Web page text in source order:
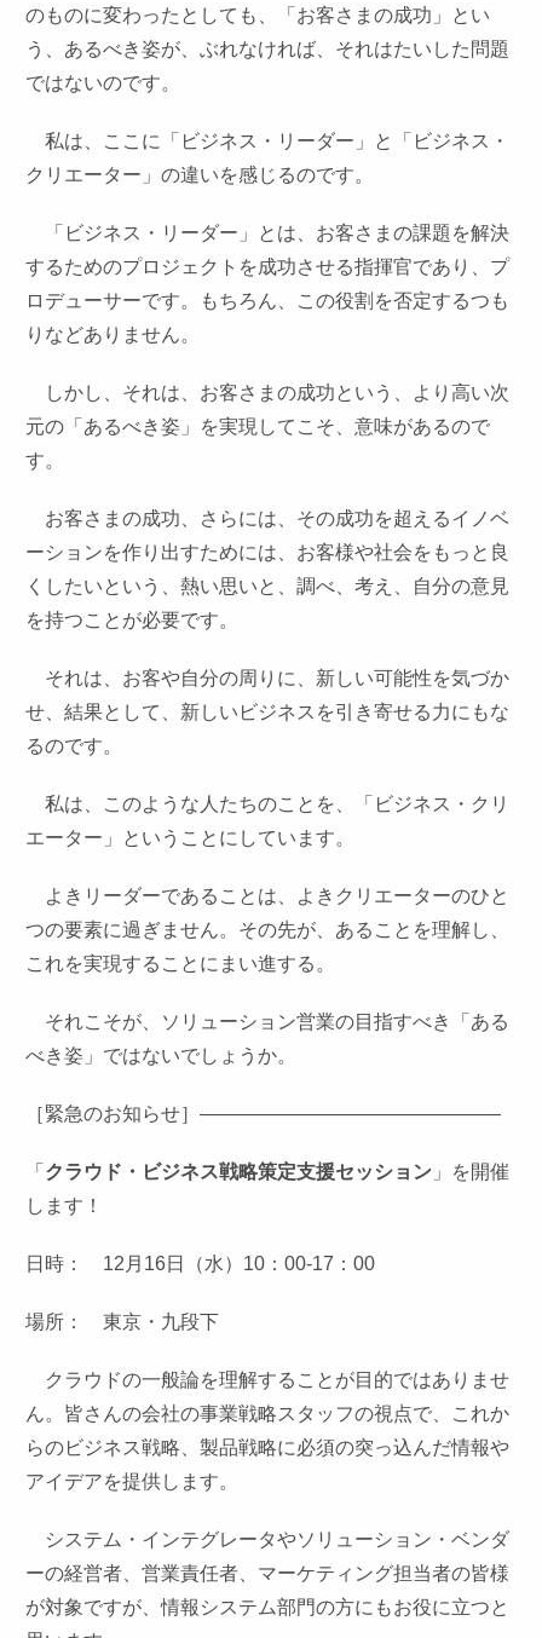
のものに変わったとしても、「お客さまの成功」とい
う、あるべき姿が、ぶれなければ、それはたいした問題
ではないのです。
私は、ここに「ビジネス・リーダー」と「ビジネス・
クリエーター」の違いを感じるのです。
「ビジネス・リーダー」とは、お客さまの課題を解決
するためのプロジェクトを成功させる指揮官であり、プ
ロデューサーです。もちろん、この役割を否定するつも
りなどありません。
しかし、それは、お客さまの成功という、より高い次
元の「あるべき姿」を実現してこそ、意味があるので
す。
お客さまの成功、さらには、その成功を超えるイノベ
ーションを作り出すためには、お客様や社会をもっと良
くしたいという、熱い思いと、調べ、考え、自分の意見
を持つことが必要です。
それは、お客や自分の周りに、新しい可能性を気づか
せ、結果として、新しいビジネスを引き寄せる力にもな
るのです。
私は、このような人たちのことを、「ビジネス・クリ
エーター」ということにしています。
よきリーダーであることは、よきクリエーターのひと
つの要素に過ぎません。その先が、あることを理解し、
これを実現することにまい進する。
それこそが、ソリューション営業の目指すべき「ある
べき姿」ではないでしょうか。
［緊急のお知らせ］———————————————–
「 クラウド・ビジネス戦略策定支援セッション 」
を開催
します！
日時： 12月16日（水）10：00-17：00
場所： 東京・九段下
クラウドの一般論を理解することが目的ではありませ
ん。皆さんの会社の事業戦略スタッフの視点で、これか
らのビジネス戦略、製品戦略に必須の突っ込んだ情報や
アイデアを提供します。
システム・インテグレータやソリューション・ベンダ
ーの経営者、営業責任者、マーケティング担当者の皆様
が対象ですが、情報システム部門の方にもお役に立つと